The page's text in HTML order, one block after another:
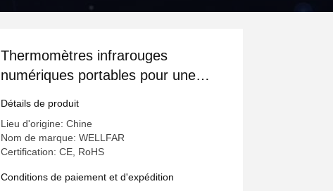
Thermomètres infrarouges
numériques portables pour une
Détails de produit
Lieu d'origine: Chine
Nom de marque: WELLFAR
Certification: CE, RoHS
Conditions de paiement et d'expédition